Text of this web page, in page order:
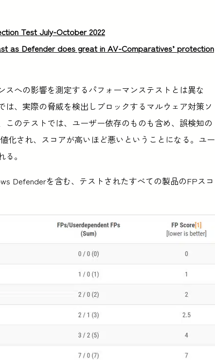
Test July-October 2022
as Defender does great in AV-Comparatives’ protection
への影響を測定するパフォーマンステストとは異な
は、実際の脅威を検出しブロックするマルウェア対策ソ
このテストでは、ユーザー依存のものも含め、誤検知の
化され、スコアが高いほど悪いということになる。ユー
。
Defenderを含む、テストされたすべての製品のFPスコ